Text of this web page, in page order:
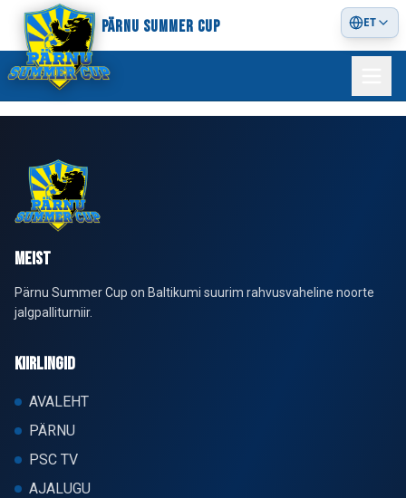
PÄRNU SUMMER CUP ET
MEIST
Pärnu Summer Cup on Baltikumi suurim rahvusvaheline noorte
jalgpalliturniir.
KIIRLINGID
AVALEHT
PÄRNU
PSC TV
AJALUGU